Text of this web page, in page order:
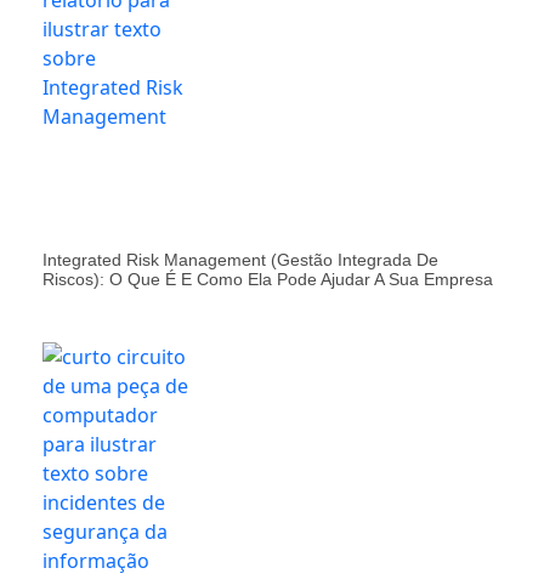
Integrated Risk Management (Gestão Integrada De
Riscos): O Que É E Como Ela Pode Ajudar A Sua Empresa